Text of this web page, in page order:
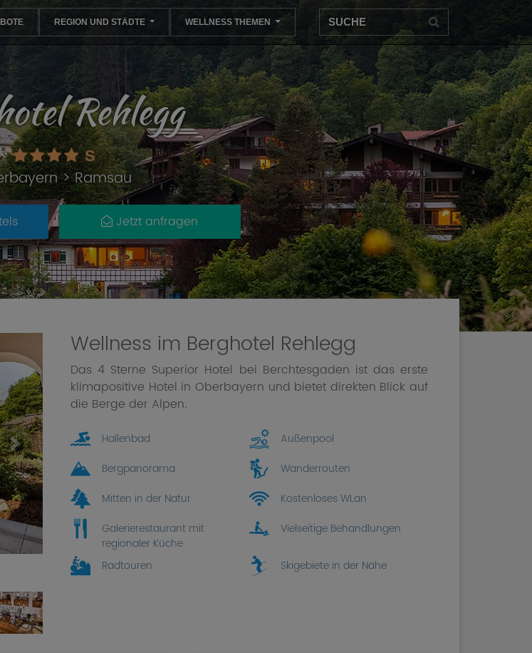
REGION UND STÄDTE WELLNESS THEMEN
Rehlegg
S
> Ramsau
Jetzt anfragen
Next
Wellness im Berghotel Rehlegg
Das 4 Sterne Superior Hotel bei Berchtesgaden ist das erste
klimapositive Hotel in Oberbayern und bietet direkten Blick auf
die Berge der Alpen.
Hallenbad
Außenpool
Bergpanorama
Wanderrouten
Mitten in der Natur
Kostenloses WLan
Galerierestaurant mit
regionaler Küche
Vielseitige Behandlungen
Radtouren Skigebiete in der Nähe